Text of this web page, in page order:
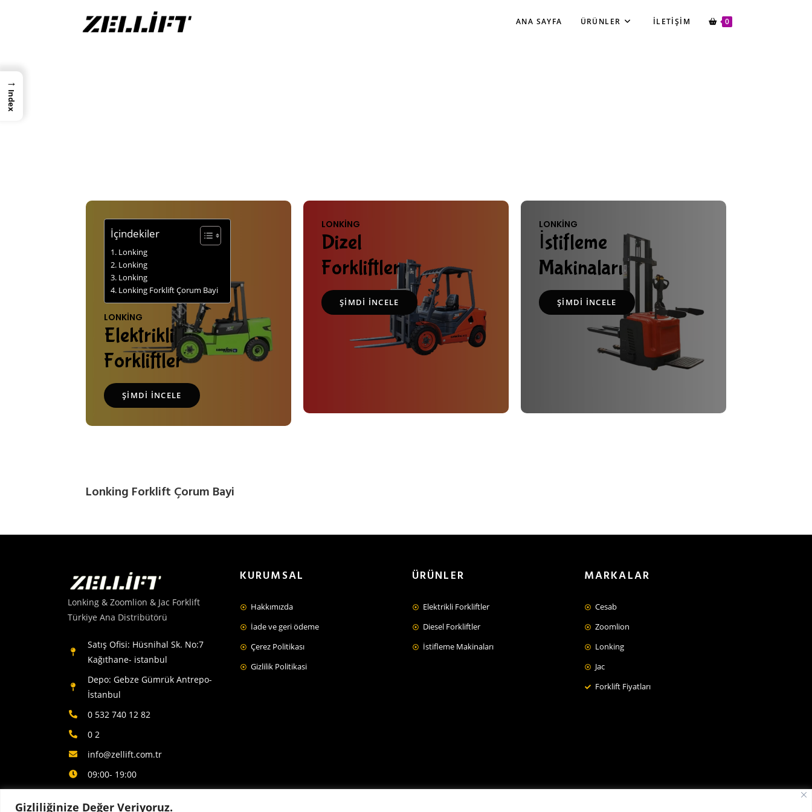
Gizliliğinize Değer Veriyoruz.
ANA SAYFA ÜRÜNLER İLETIŞIM 0
İçindekiler
Lonking
Lonking
Lonking
Lonking Forklift Çorum Bayi
LONKING
Elektrikli
Forkliftler
ŞIMDI İNCELE
LONKING
Dizel
Forkliftler
ŞIMDI INCELE
LONKING
İstifleme
Makinaları
ŞIMDI İNCELE
Lonking Forklift Çorum Bayi
Lonking & Zoomlion & Jac Forklift
Türkiye Ana Distribütörü
Satış Ofisi: Hüsnihal Sk. No:7
Kağıthane- istanbul
Depo: Gebze Gümrük Antrepo-
İstanbul
0 532 740 12 82
0 2
info@zellift.com.tr
09:00- 19:00
KURUMSAL
Hakkımızda
İade ve geri ödeme
Çerez Politikası
Gizlilik Politikasi
ÜRÜNLER
Elektrikli Forkliftler
Diesel Forkliftler
İstifleme Makinaları
MARKALAR
Cesab
Zoomlion
Lonking
Jac
Forklift Fiyatları
→
Index